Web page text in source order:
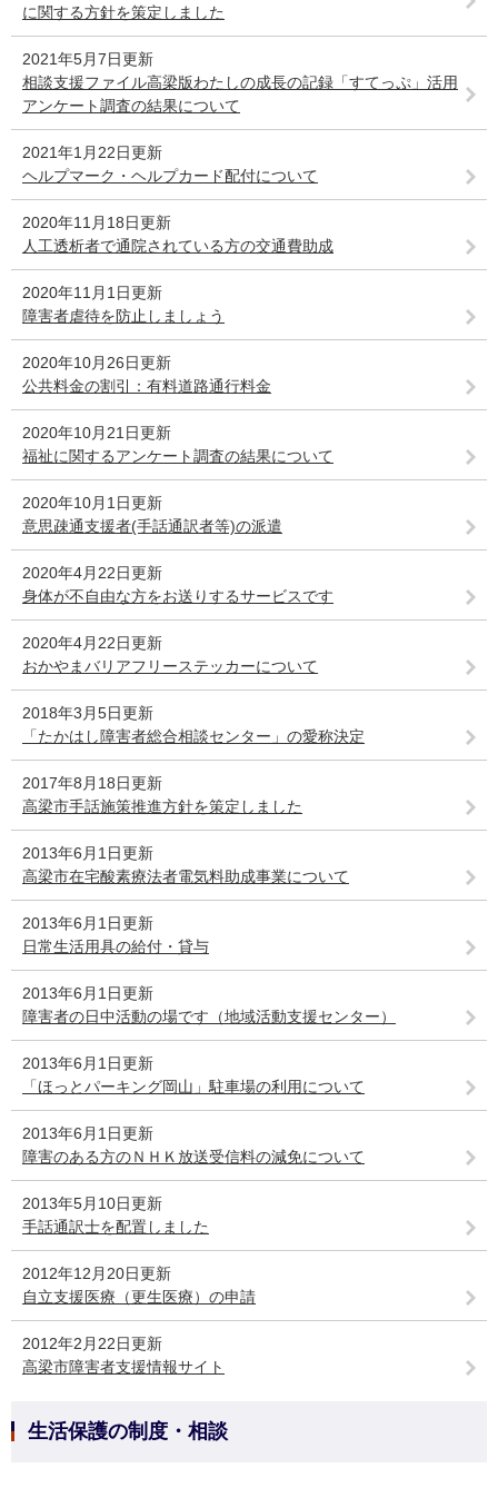
に関する方針を策定しました
2021年5月7日更新
相談支援ファイル高梁版わたしの成長の記録「すてっぷ」活用
アンケート調査の結果について
2021年1月22日更新
ヘルプマーク・ヘルプカード配付について
2020年11月18日更新
人工透析者で通院されている方の交通費助成
2020年11月1日更新
障害者虐待を防止しましょう
2020年10月26日更新
公共料金の割引：有料道路通行料金
2020年10月21日更新
福祉に関するアンケート調査の結果について
2020年10月1日更新
意思疎通支援者(手話通訳者等)の派遣
2020年4月22日更新
身体が不自由な方をお送りするサービスです
2020年4月22日更新
おかやまバリアフリーステッカーについて
2018年3月5日更新
「たかはし障害者総合相談センター」の愛称決定
2017年8月18日更新
高梁市手話施策推進方針を策定しました
2013年6月1日更新
高梁市在宅酸素療法者電気料助成事業について
2013年6月1日更新
日常生活用具の給付・貸与
2013年6月1日更新
障害者の日中活動の場です（地域活動支援センター）
2013年6月1日更新
「ほっとパーキング岡山」駐車場の利用について
2013年6月1日更新
障害のある方のＮＨＫ放送受信料の減免について
2013年5月10日更新
手話通訳士を配置しました
2012年12月20日更新
自立支援医療（更生医療）の申請
2012年2月22日更新
高梁市障害者支援情報サイト
生活保護の制度・相談